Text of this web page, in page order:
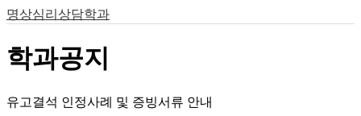
명상심리상담학과
학과공지
유고결석 인정사례 및 증빙서류 안내